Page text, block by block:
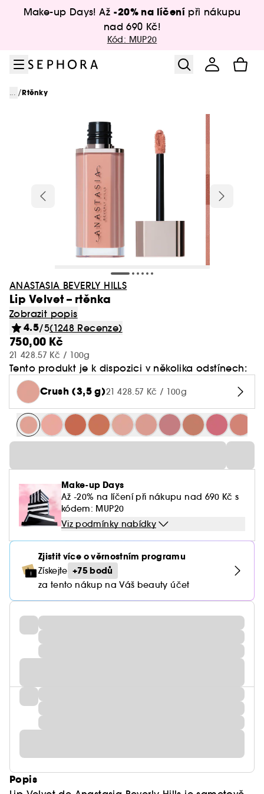
Přejít na hlavní obsah
Make-up Days! Až -20% na líčení při nákupu
nad 690 Kč!
Kód: MUP20
... /Rtěnky
ANASTASIA BEVERLY HILLS
Lip Velvet – rtěnka
Zobrazit popis
4.5/5(1248 Recenze)
750,00 Kč
21 428.57 Kč / 100g
Tento produkt je k dispozici v několika odstínech:
Crush (3,5 g)21 428.57 Kč / 100g
Make-up Days
Až -20% na líčení při nákupu nad 690 Kč s
kódem: MUP20
Viz podmínky nabídky
Zjistit více o věrnostním programu
Získejte +75 bodů
za tento nákup na Váš beauty účet
Popis